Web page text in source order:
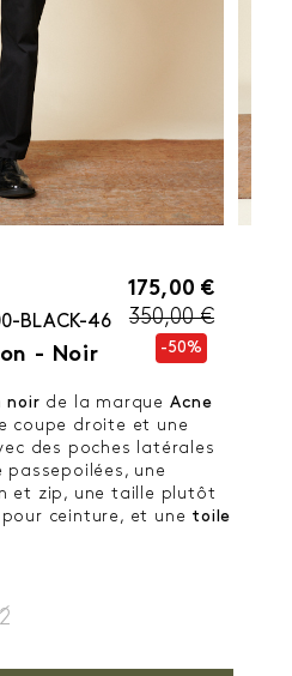
BLACK-46
- Noir
175,00 €
350,00 €
-50%
noir de la marque Acne
coupe droite et une
des poches latérales
une
et zip, une taille plutôt
ceinture, et une toile